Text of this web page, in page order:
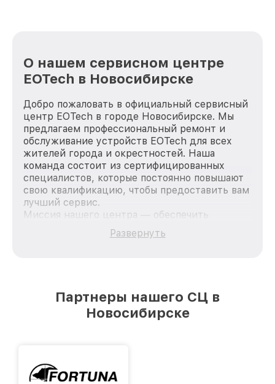
О нашем сервисном центре
EOTech в Новосибирске
Добро пожаловать в официальный сервисный
центр EOTech в городе Новосибирске. Мы
предлагаем профессиональный ремонт и
обслуживание устройств EOTech для всех
жителей города и окрестностей. Наша
команда состоит из сертифицированных
специалистов, которые постоянно повышают
свою квалификацию, чтобы предоставить вам
лучший сервис.
Миссия нашего центра — обеспечить
качественный и доступный ремонт для
каждого пользователя продукции EOTech, вне
лучшим сервисным центром EOTech в городе
Новосибирске, постоянно повышая уровень
Развернуть
Партнеры нашего СЦ в
Новосибирске